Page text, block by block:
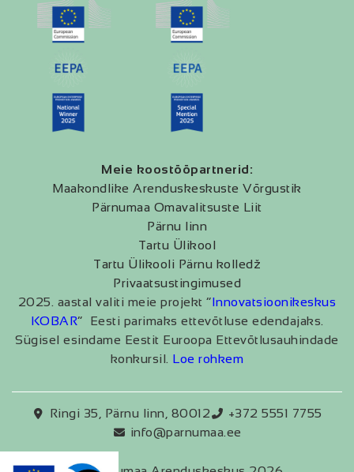
Meie koostööpartnerid:
Maakondlike Arenduskeskuste Võrgustik
Pärnumaa Omavalitsuste Liit
Pärnu linn
Tartu Ülikool
Tartu Ülikooli Pärnu kolledž
Privaatsustingimused
2025. aastal valiti meie projekt “Innovatsioonikeskus
KOBAR” Eesti parimaks ettevõtluse edendajaks.
Sügisel esindame Eestit Euroopa Ettevõtlusauhindade
konkursil. Loe rohkem
Ringi 35, Pärnu linn, 80012
+372 5551 7755
info@parnumaa.ee